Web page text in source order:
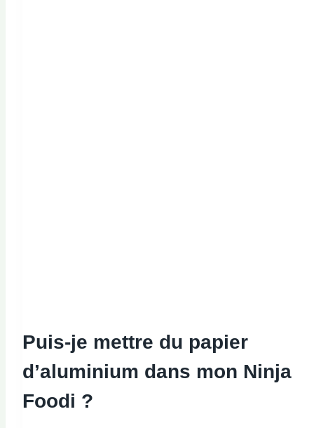
Puis-je mettre du papier
d’aluminium dans mon Ninja
Foodi ?